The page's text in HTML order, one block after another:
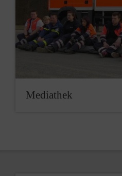
Mediathek